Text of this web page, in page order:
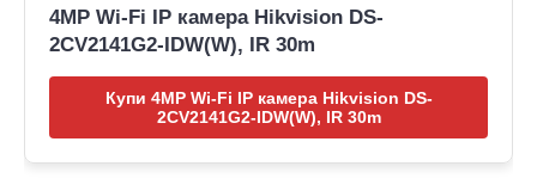
4MP Wi-Fi IP камера Hikvision DS-
2CV2141G2-IDW(W), IR 30m
Купи 4MP Wi-Fi IP камера Hikvision DS-
2CV2141G2-IDW(W), IR 30m